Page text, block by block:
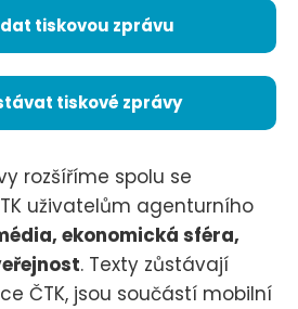
tiskovou zprávu
tiskové zprávy
rozšíříme spolu se
uživatelům agenturního
ekonomická sféra,
. Texty zůstávají
ČTK, jsou součástí mobilní